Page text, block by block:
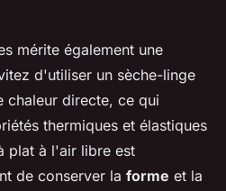
mérite également une
d'utiliser un sèche-linge
chaleur directe, ce qui
thermiques et élastiques
plat à l'air libre est
de conserver la forme et la